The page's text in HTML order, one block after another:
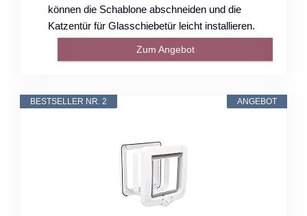
können die Schablone abschneiden und die
Katzentür für Glasschiebetür leicht installieren.
Zum Angebot
ANGEBOT
BESTSELLER NR. 2